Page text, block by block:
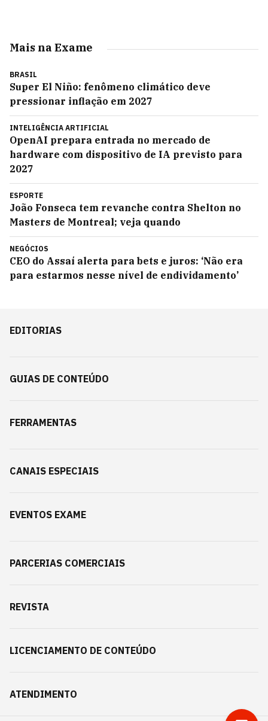
Mais na Exame
BRASIL
Super El Niño: fenômeno climático deve
pressionar inflação em 2027
INTELIGÊNCIA ARTIFICIAL
OpenAI prepara entrada no mercado de
hardware com dispositivo de IA previsto para
2027
ESPORTE
João Fonseca tem revanche contra Shelton no
Masters de Montreal; veja quando
NEGÓCIOS
CEO do Assaí alerta para bets e juros: ‘Não era
para estarmos nesse nível de endividamento’
EDITORIAS
GUIAS DE CONTEÚDO
FERRAMENTAS
CANAIS ESPECIAIS
EVENTOS EXAME
PARCERIAS COMERCIAIS
REVISTA
LICENCIAMENTO DE CONTEÚDO
ATENDIMENTO